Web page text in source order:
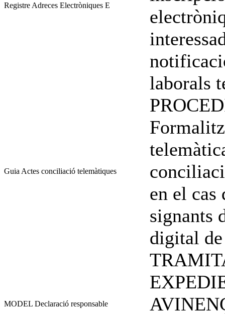
Registre Adreces Electròniques E
laborals
Guia Actes conciliació telemàtiques
en el cas
signants
digital
MODEL Declaració responsable